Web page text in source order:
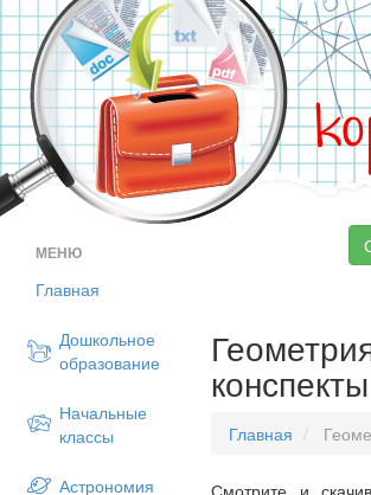
МЕНЮ
Главная
Дошкольное
образование
Начальные
классы
Астрономия
конспекты
Главная
Смотрите и